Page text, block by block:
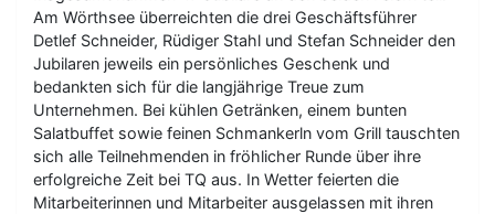
Am Wörthsee überreichten die drei Geschäftsführer
Detlef Schneider, Rüdiger Stahl und Stefan Schneider den
Jubilaren jeweils ein persönliches Geschenk und
bedankten sich für die langjährige Treue zum
Unternehmen. Bei kühlen Getränken, einem bunten
Salatbuffet sowie feinen Schmankerln vom Grill tauschten
sich alle Teilnehmenden in fröhlicher Runde über ihre
erfolgreiche Zeit bei TQ aus. In Wetter feierten die
Mitarbeiterinnen und Mitarbeiter ausgelassen mit ihren